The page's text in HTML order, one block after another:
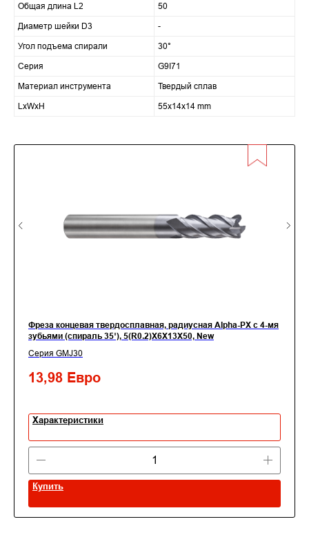
Общая длина L2
50
Диаметр шейки D3
-
Угол подъема спирали
30°
Серия
G9I71
Материал инструмента
Твердый сплав
LxWxH
55x14x14 mm
Фреза концевая твердосплавная, радиусная Alpha-PX c 4-мя
зубьями (спираль 35˚), 5(R0.2)X6X13X50, New
Серия GMJ30
13,98 Евро
Характеристики
Купить